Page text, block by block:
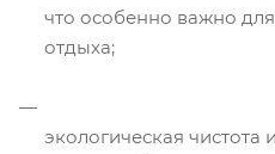
что особенно важно
отдыха;
экологическая